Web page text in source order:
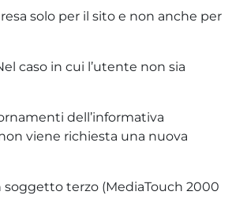
solo per il sito e non anche per
caso in cui l’utente non sia
dell’informativa
viene richiesta una nuova
soggetto terzo (MediaTouch 2000